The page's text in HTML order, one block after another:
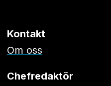
Kontakt
Om oss
Chefredaktör